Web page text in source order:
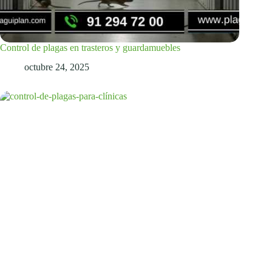
Control de plagas en trasteros y guardamuebles
octubre 24, 2025